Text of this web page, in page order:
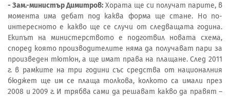
- Зам.-министър Димитров: Хората ще си получат парите, в
момента има дебат под каква форма ще стане. Но по-
интересното е какво ще се случи от следващата година.
Екипът на министерството е подготвил новата схема,
според която производителите няма да получават пари за
произведен тютюн, а ще имат права на плащане. След 2011
г. в рамките на три години със средства от националния
бюджет ще им се плаща толкова, колкото са имали през
2008 и 2009 г. И трябва сами да решават какво да правят –